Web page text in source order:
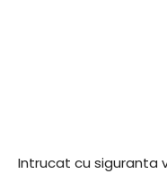
Intrucat cu siguranta